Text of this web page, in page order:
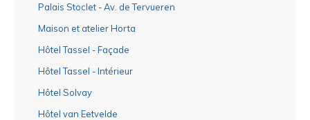
Palais Stoclet - Av. de Tervueren
Maison et atelier Horta
Hôtel Tassel - Façade
Hôtel Tassel - Intérieur
Hôtel Solvay
Hôtel van Eetvelde